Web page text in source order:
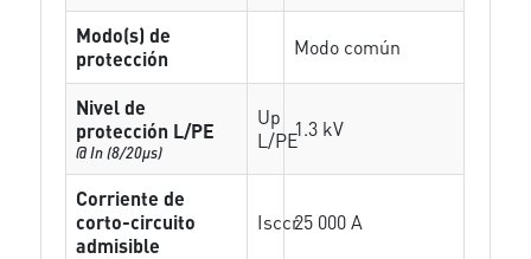
Modo(s) de
protección
Modo común
Nivel de
protección L/PE
@ In (8/20µs)
Up
L/PE1.3 kV
Corriente de
corto-circuito
admisible
Isccr25 000 A